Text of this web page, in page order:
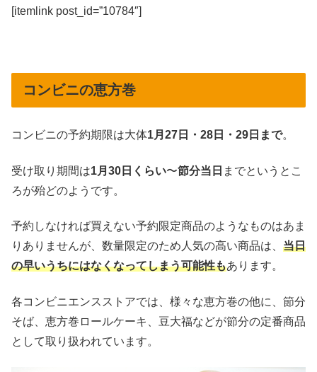
[itemlink post_id=”10784″]
コンビニの恵方巻
コンビニの予約期限は大体1月27日・28日・29日まで。
受け取り期間は1月30日くらい〜節分当日 までというとこ
ろが殆どのようです。
予約しなければ買えない予約限定商品のようなものはあま
りありませんが、数量限定のため人気の高い商品は、 当日
の早いうちにはなくなってしまう可能性もあります。
各コンビニエンスストアでは、様々な恵方巻の他に、節分
そば、恵方巻ロールケーキ、豆大福などが節分の定番商品
として取り扱われています。